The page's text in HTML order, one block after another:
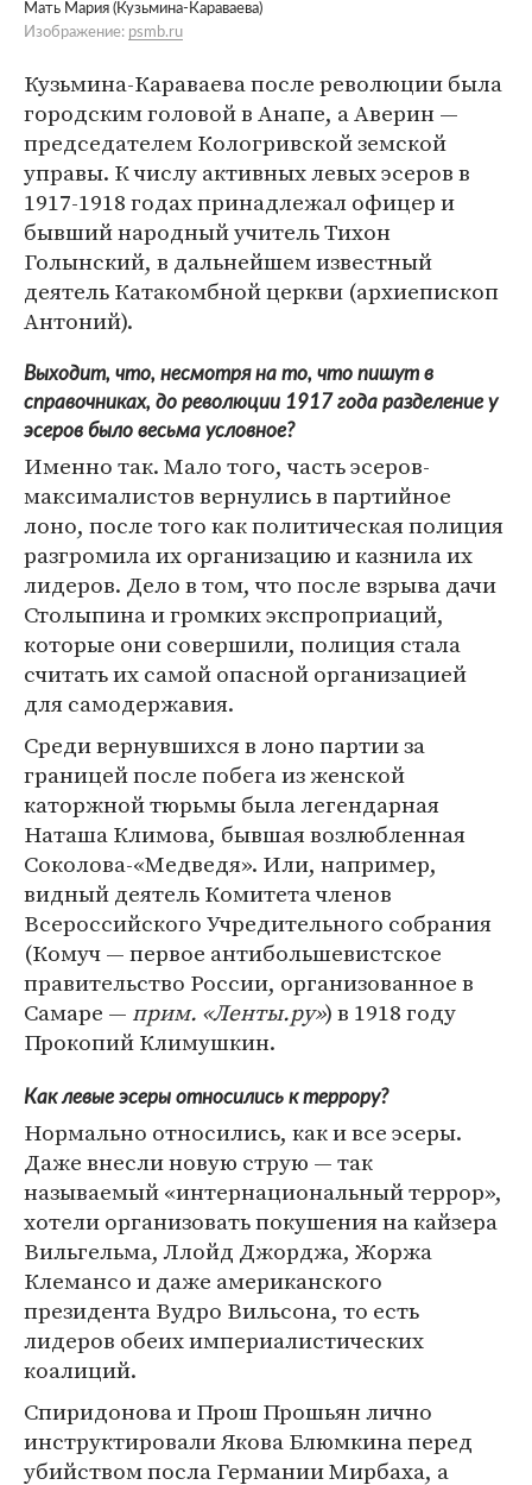
Мать Мария (Кузьмина-Караваева)
Изображение: psmb.ru
Кузьмина-Караваева после революции была
городским головой в Анапе, а Аверин —
председателем Кологривской земской
управы. К числу активных левых эсеров в
1917-1918 годах принадлежал офицер и
бывший народный учитель Тихон
Голынский, в дальнейшем известный
деятель Катакомбной церкви (архиепископ
Антоний).
Выходит, что, несмотря на то, что пишут в
справочниках, до революции 1917 года разделение у
эсеров было весьма условное?
Именно так. Мало того, часть эсеров-
максималистов вернулись в партийное
лоно, после того как политическая полиция
разгромила их организацию и казнила их
лидеров. Дело в том, что после взрыва дачи
Столыпина и громких экспроприаций,
которые они совершили, полиция стала
считать их самой опасной организацией
для самодержавия.
Среди вернувшихся в лоно партии за
границей после побега из женской
каторжной тюрьмы была легендарная
Наташа Климова, бывшая возлюбленная
Соколова-«Медведя». Или, например,
видный деятель Комитета членов
Всероссийского Учредительного собрания
(Комуч — первое антибольшевистское
правительство России, организованное в
Самаре — прим. «Ленты.ру») в 1918 году
Прокопий Климушкин.
Как левые эсеры относились к террору?
Нормально относились, как и все эсеры.
Даже внесли новую струю — так
называемый «интернациональный террор»,
хотели организовать покушения на кайзера
Вильгельма, Ллойд Джорджа, Жоржа
Клемансо и даже американского
президента Вудро Вильсона, то есть
лидеров обеих империалистических
коалиций.
Спиридонова и Прош Прошьян лично
инструктировали Якова Блюмкина перед
убийством посла Германии Мирбаха, а